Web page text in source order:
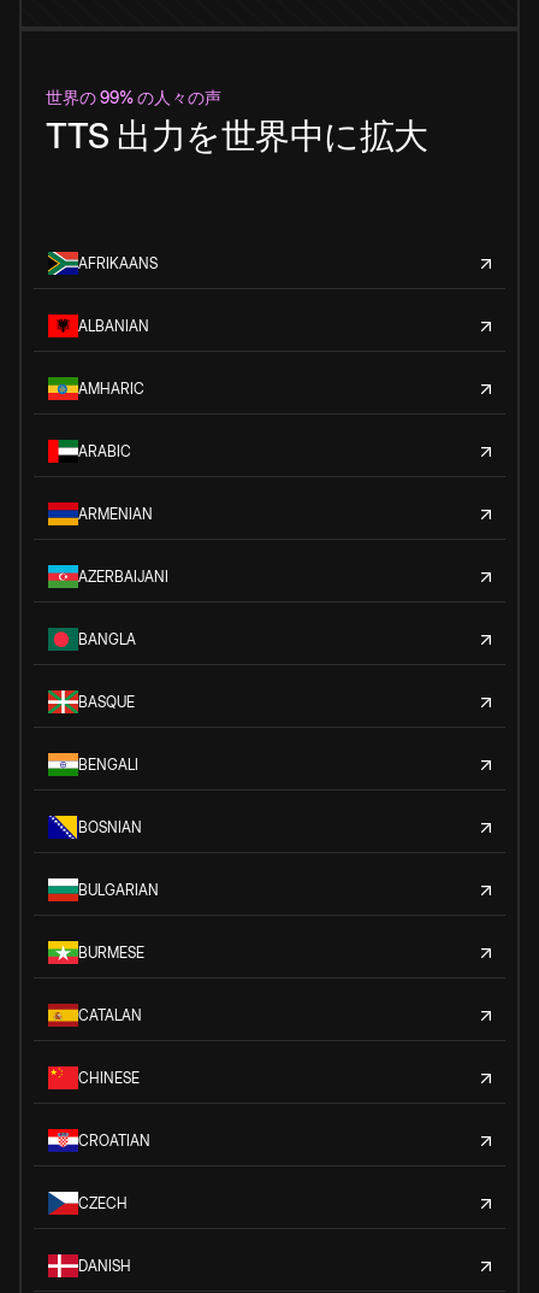
世界の 99% の人々の声
TTS 出力を世界中に拡大
AFRIKAANS
ALBANIAN
AMHARIC
ARABIC
ARMENIAN
AZERBAIJANI
BANGLA
BASQUE
BENGALI
BOSNIAN
BULGARIAN
BURMESE
CATALAN
CHINESE
CROATIAN
CZECH
DANISH